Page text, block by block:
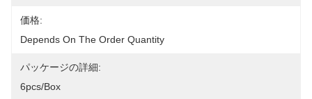
価格:
Depends On The Order Quantity
パッケージの詳細:
6pcs/box